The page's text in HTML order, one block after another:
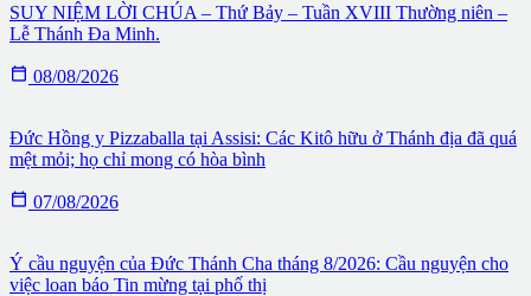
SUY NIỆM LỜI CHÚA – Thứ Bảy – Tuần XVIII Thường niên –
Lễ Thánh Đa Minh.
 08/08/2026
Đức Hồng y Pizzaballa tại Assisi: Các Kitô hữu ở Thánh địa đã quá
mệt mỏi; họ chỉ mong có hòa bình
 07/08/2026
Ý cầu nguyện của Đức Thánh Cha tháng 8/2026: Cầu nguyện cho
việc loan báo Tin mừng tại phố thị